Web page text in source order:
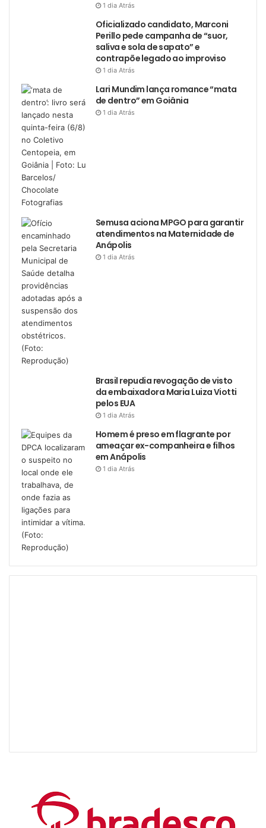
1 dia Atrás
Oficializado candidato, Marconi
Perillo pede campanha de “suor,
saliva e sola de sapato” e
contrapõe legado ao improviso
1 dia Atrás
Lari Mundim lança romance “mata
de dentro” em Goiânia
1 dia Atrás
Semusa aciona MPGO para garantir
atendimentos na Maternidade de
Anápolis
1 dia Atrás
Brasil repudia revogação de visto
da embaixadora Maria Luiza Viotti
pelos EUA
1 dia Atrás
Homem é preso em flagrante por
ameaçar ex-companheira e filhos
em Anápolis
1 dia Atrás